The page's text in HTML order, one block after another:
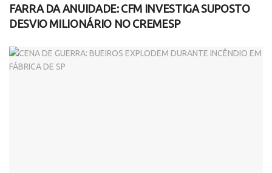
FARRA DA ANUIDADE: CFM INVESTIGA SUPOSTO
DESVIO MILIONÁRIO NO CREMESP